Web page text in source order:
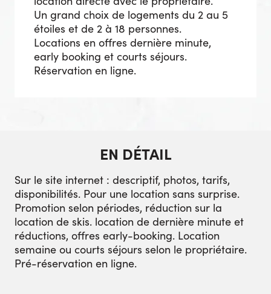
Un grand choix de logements du 2 au 5
étoiles et de 2 à 18 personnes.
Locations en offres dernière minute,
early booking et courts séjours.
Réservation en ligne.
EN DÉTAIL
Sur le site internet : descriptif, photos, tarifs,
disponibilités. Pour une location sans surprise.
Promotion selon périodes, réduction sur la
location de skis. location de dernière minute et
réductions, offres early-booking. Location
semaine ou courts séjours selon le propriétaire.
Pré-réservation en ligne.